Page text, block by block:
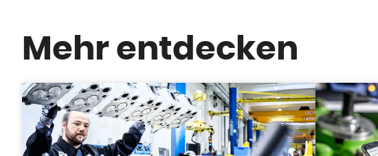
Mehr entdecken